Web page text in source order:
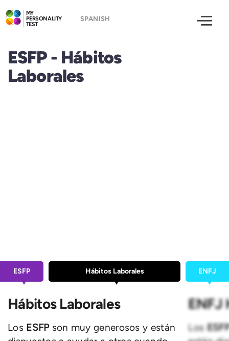
MY
PERSONALITY
TEST
ESFP - Hábitos
Laborales
ESFP Hábitos Laborales ENFJ
Hábitos Laborales
Los ESFPson muy generosos y están
ENFJ
Los